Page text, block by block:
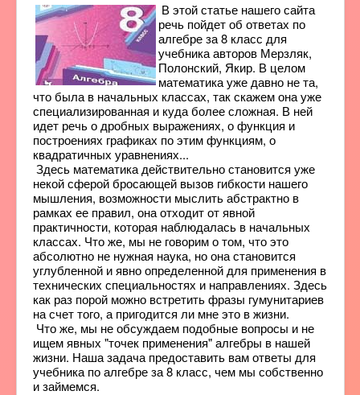
В этой статье нашего сайта
речь пойдет об ответах по
алгебре за 8 класс для
учебника авторов Мерзляк,
Полонский, Якир. В целом
математика уже давно не та,
что была в начальных классах, так скажем она уже
специализированная и куда более сложная. В ней
идет речь о дробных выражениях, о функция и
построениях графиках по этим функциям, о
квадратичных уравнениях...
Здесь математика действительно становится уже
некой сферой бросающей вызов гибкости нашего
мышления, возможности мыслить абстрактно в
рамках ее правил, она отходит от явной
практичности, которая наблюдалась в начальных
классах. Что же, мы не говорим о том, что это
абсолютно не нужная наука, но она становится
углубленной и явно определенной для применения в
технических специальностях и направлениях. Здесь
как раз порой можно встретить фразы гумунитариев
на счет того, а пригодится ли мне это в жизни.
Что же, мы не обсуждаем подобные вопросы и не
ищем явных "точек применения" алгебры в нашей
жизни. Наша задача предоставить вам ответы для
учебника по алгебре за 8 класс, чем мы собственно
и займемся.